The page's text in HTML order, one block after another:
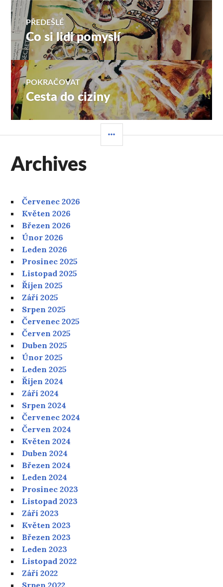
Navigace
pro
příspěvek
PŘEDEŠLÉ
Předchozí
příspěvek:
Co si lidi pomyslí
POKRAČOVAT
Následující
příspěvek:
Cesta do ciziny
PANEL
Archives
Červenec 2026
Květen 2026
Březen 2026
Únor 2026
Leden 2026
Prosinec 2025
Listopad 2025
Říjen 2025
Září 2025
Srpen 2025
Červenec 2025
Červen 2025
Duben 2025
Únor 2025
Leden 2025
Říjen 2024
Září 2024
Srpen 2024
Červenec 2024
Červen 2024
Květen 2024
Duben 2024
Březen 2024
Leden 2024
Prosinec 2023
Listopad 2023
Září 2023
Květen 2023
Březen 2023
Leden 2023
Listopad 2022
Září 2022
Srpen 2022